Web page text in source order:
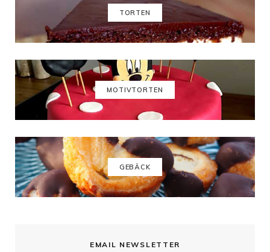
b
o
t
a
r
a
t
e
e
s
t
T
u
e
TORTEN
MOTIVTORTEN
GEBÄCK
EMAIL NEWSLETTER